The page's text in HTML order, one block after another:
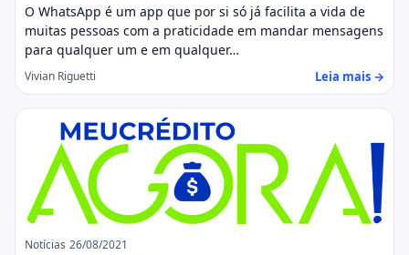
O WhatsApp é um app que por si só já facilita a vida de
muitas pessoas com a praticidade em mandar mensagens
para qualquer um e em qualquer…
Vivian Riguetti Leia mais →
Notícias 26/08/2021